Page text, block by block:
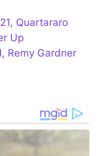
Quartararo
Up
Remy Gardner